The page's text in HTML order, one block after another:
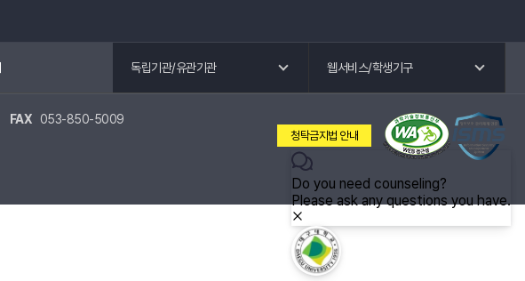
독립기관/유관기관
교수회
웹서비스/학생기구
공학교육혁신센터
국제교류.외국어특강
교육혁신원
평생교육원
FAX 053-850-5009
청탁금지법 안내